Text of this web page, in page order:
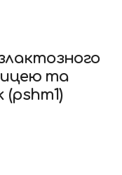
та
(pshm1)